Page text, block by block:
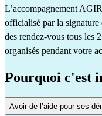
L’accompagnement
officialisé par la signature
des rendez-vous tous les
organisés pendant votre
Pourquoi c'est
Avoir de l’aide pour ses